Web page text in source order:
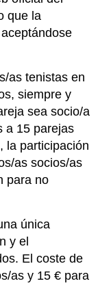
que la
as tenistas en
siempre y
sea socio/a
a 15 parejas
la participación
as socios/as
para no
única
y el
El coste de
as y 15 € para